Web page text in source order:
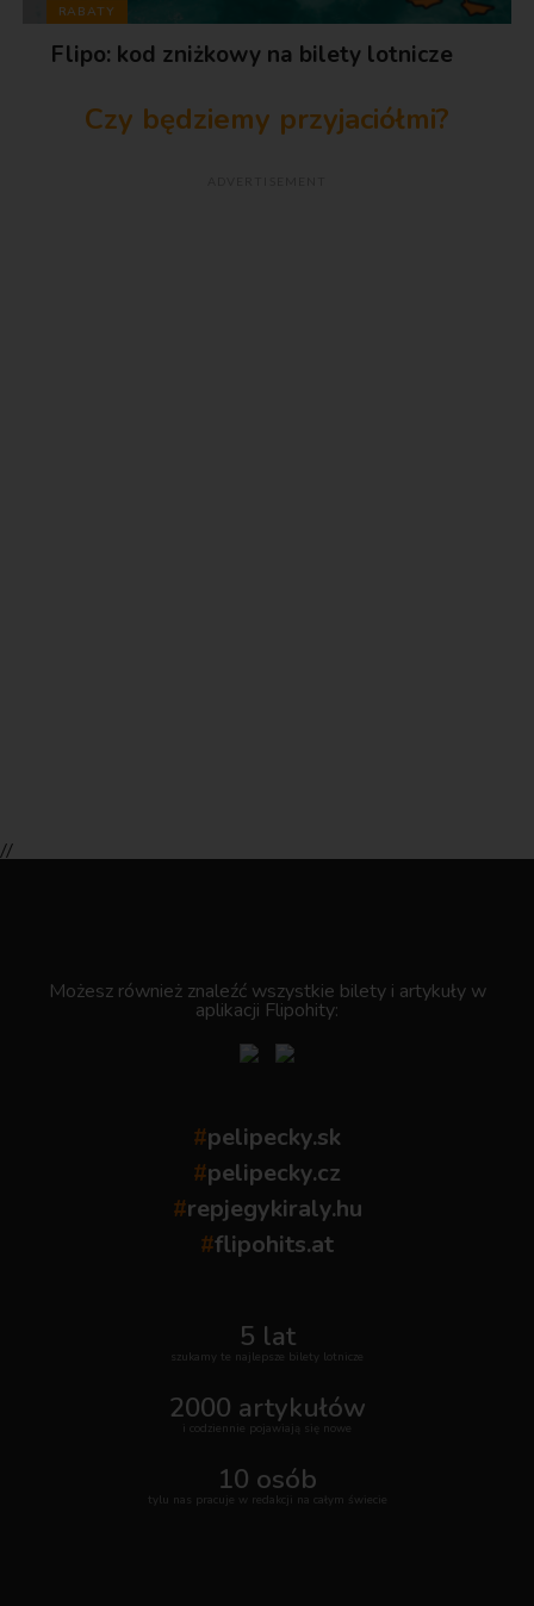
RABATY
Flipo: kod zniżkowy na bilety lotnicze
Czy będziemy przyjaciółmi?
//
Możesz również znaleźć wszystkie bilety i artykuły w
aplikacji Flipohity:
#pelipecky.sk
#pelipecky.cz
#repjegykiraly.hu
#flipohits.at
5 lat
szukamy te najlepsze bilety lotnicze
2000 artykułów
i codziennie pojawiają się nowe
10 osób
tylu nas pracuje w redakcji na całym świecie